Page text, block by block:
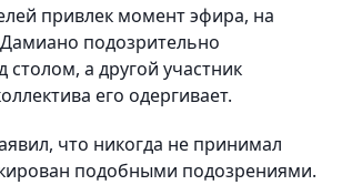
привлек момент эфира, на
подозрительно
столом, а другой участник
его одергивает.
что никогда не принимал
подобными подозрениями.